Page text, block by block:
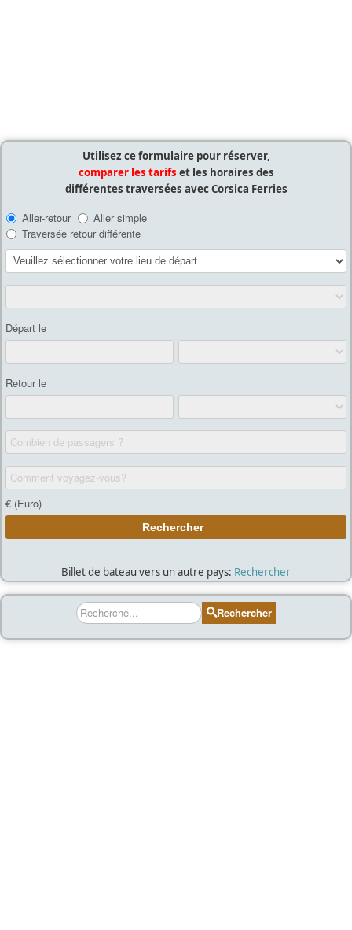
Utilisez ce formulaire pour réserver,
comparer les tarifs et les horaires des
différentes traversées avec Corsica Ferries
Billet de bateau vers un autre pays: Rechercher
Rechercher Rechercher